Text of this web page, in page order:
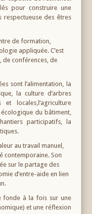
pour construire une
respectueuse des êtres
de formation,
appliquée. C’est
de conférences, de
sont l’alimentation, la
la culture d’arbres
locales,l’agriculture
du bâtiment,
participatifs, la
au travail manuel,
contemporaine. Son
sur le partage des
d’entre-aide en lien
fonde à la fois sur une
et une réflexion